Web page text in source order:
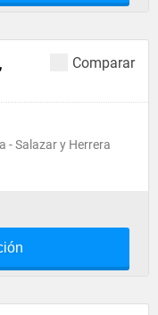
Comparar
- Salazar y Herrera